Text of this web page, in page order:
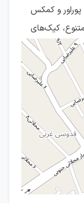
و کمکس
کیک‌های
لحظه‌هایی
هر فنجان و
۲۶